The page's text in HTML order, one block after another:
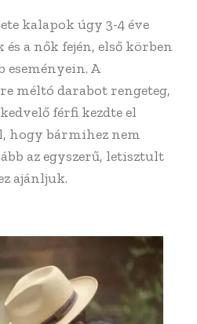
kalapok úgy 3-4 éve
a nők fején, első körben
A
méltó darabot rengeteg,
férfi kezdte el
hogy bármihez nem
az egyszerű, letisztult
ajánljuk.